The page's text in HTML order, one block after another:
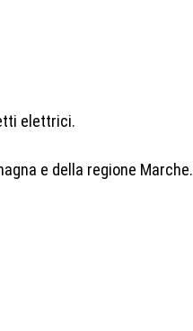
elettrici.
e della regione Marche.